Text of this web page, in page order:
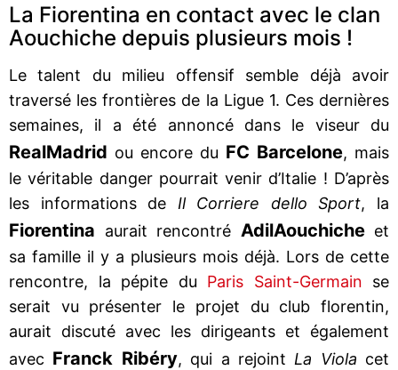
La Fiorentina en contact avec le clan
Aouchiche depuis plusieurs mois !
Le talent du milieu offensif semble déjà avoir
traversé les frontières de la Ligue 1. Ces dernières
semaines, il a été annoncé dans le viseur du
RealMadrid ou encore du FC Barcelone, mais
le véritable danger pourrait venir d’Italie ! D’après
les informations de Il Corriere dello Sport, la
Fiorentina aurait rencontré AdilAouchicheet
sa famille il y a plusieurs mois déjà. Lors de cette
rencontre, la pépite du Paris Saint-Germain se
serait vu présenter le projet du club florentin,
aurait discuté avec les dirigeants et également
avec Franck Ribéry, qui a rejoint La Viola cet